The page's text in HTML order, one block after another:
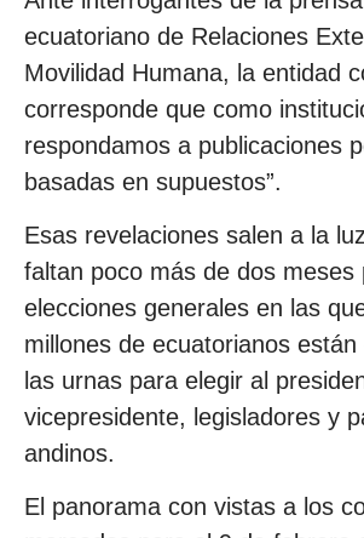
ecuatoriano de Relaciones
Movilidad Humana, la entidad
corresponde que como
respondamos a publicaciones
basadas en supuestos”.
Esas revelaciones salen a la
faltan poco más de dos meses
elecciones generales en las
millones de ecuatorianos
las urnas para elegir al
vicepresidente, legisladores y
andinos.
El panorama con vistas a los